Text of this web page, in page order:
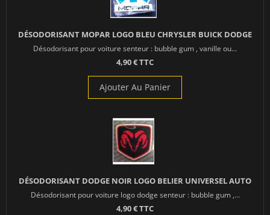
DÉSODORISANT MOPAR LOGO BLEU CHRYSLER BUICK DODGE
Désodorisant pour voiture senteur : bubble gum , vanille ou...
4,90 € TTC
Ajouter Au Panier
DÉSODORISANT DODGE NOIR LOGO BELIER UNIVERSEL AUTO
Désodorisant pour voiture logo dodge senteur : bubble gum ,...
4,90 € TTC